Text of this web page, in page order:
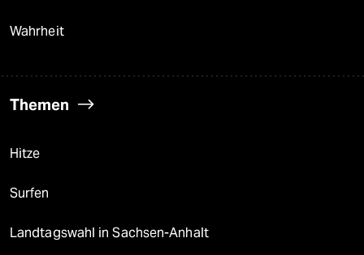
Wahrheit
Themen
Hitze
Surfen
Landtagswahl in Sachsen-Anhalt